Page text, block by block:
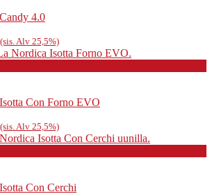
4.0
(sis. Alv 25,5%)
Con Forno EVO
hinta
(sis. Alv 25,5%)
Con Cerchi